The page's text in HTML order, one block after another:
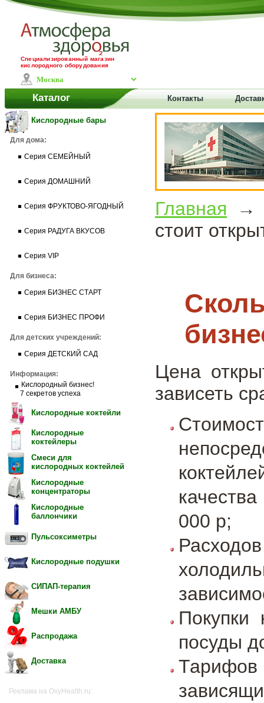
Специализированный магазин
кислородного оборудования
Каталог Контакты
Кислородные бары
Для дома:
Серия СЕМЕЙНЫЙ
Серия ДОМАШНИЙ
Серия ФРУКТОВО-ЯГОДНЫЙ
Серия РАДУГА ВКУСОВ
Серия VIP
Для бизнеса:
Серия БИЗНЕС СТАРТ
Серия БИЗНЕС ПРОФИ
Для детских учреждений:
Серия ДЕТСКИЙ САД
Информация:
Кислородный бизнес!
7 секретов успеха
Кислородные коктейли
Кислородные
коктейлеры
Смеси для
кислородных коктейлей
Кислородные
концентраторы
Кислородные
баллончики
Пульсоксиметры
Кислородные подушки
СИПАП-терапия
Мешки АМБУ
Распродажа
Доставка
Реклама на OxyHealth.ru:
Главная
стоит
Цена
зависеть
000 р;
Покупки
посуды